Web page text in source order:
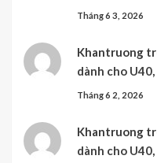
Tháng 6 3, 2026
Khantruong
dành cho
Tháng 6 2, 2026
Khantruong
dành cho